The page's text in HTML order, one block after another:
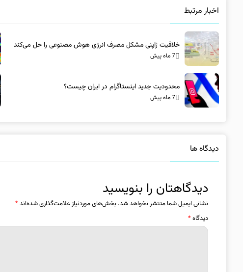
اخبار مرتبط
خلاقیت ژاپنی مشکل مصرف انرژی هوش مصنوعی را حل می‌کند
7 ماه پیش
محدودیت جدید اینستاگرام در ایران چیست؟
7 ماه پیش
دیدگاه ها
دیدگاهتان را بنویسید
نشانی ایمیل شما منتشر نخواهد شد. بخش‌های موردنیاز علامت‌گذاری شده‌اند*
دیدگاه*